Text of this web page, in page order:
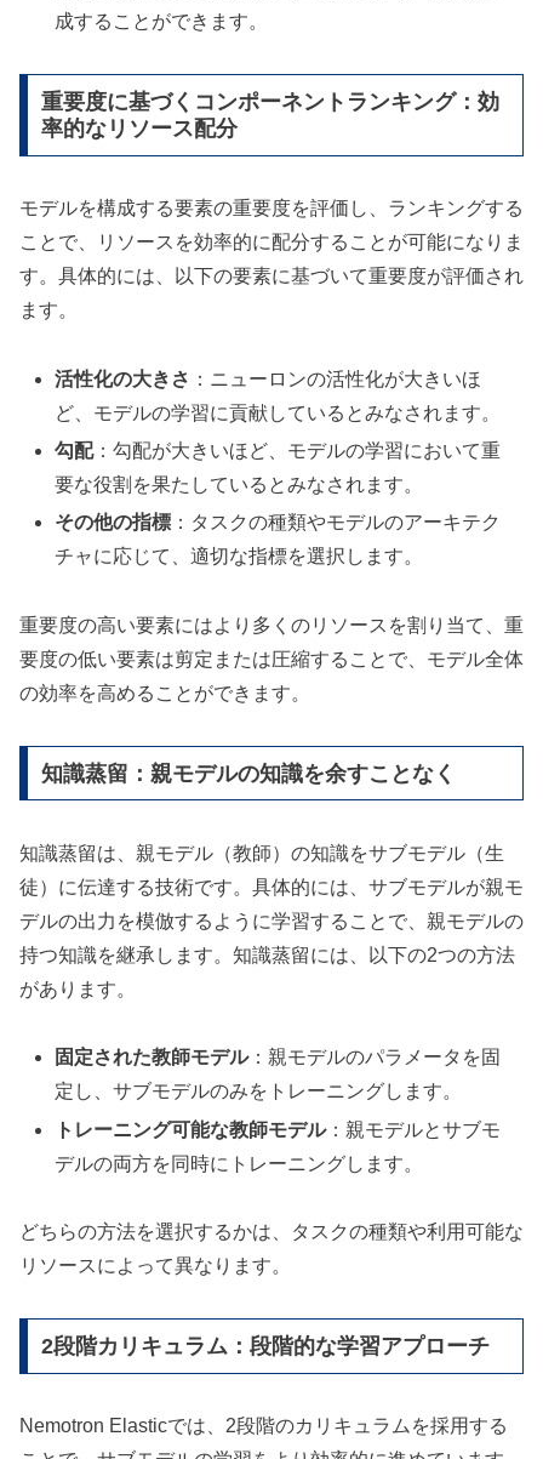
成することができます。
重要度に基づくコンポーネントランキング：効
率的なリソース配分
モデルを構成する要素の重要度を評価し、ランキングする
ことで、リソースを効率的に配分することが可能になりま
す。具体的には、以下の要素に基づいて重要度が評価され
ます。
活性化の大きさ ：ニューロンの活性化が大きいほ
ど、モデルの学習に貢献しているとみなされます。
勾配：勾配が大きいほど、モデルの学習において重
要な役割を果たしているとみなされます。
その他の指標 ：タスクの種類やモデルのアーキテク
チャに応じて、適切な指標を選択します。
重要度の高い要素にはより多くのリソースを割り当て、重
要度の低い要素は剪定または圧縮することで、モデル全体
の効率を高めることができます。
知識蒸留：親モデルの知識を余すことなく
知識蒸留は、親モデル（教師）の知識をサブモデル（生
徒）に伝達する技術です。具体的には、サブモデルが親モ
デルの出力を模倣するように学習することで、親モデルの
持つ知識を継承します。知識蒸留には、以下の2つの方法
があります。
固定された教師モデル：親モデルのパラメータを固
定し、サブモデルのみをトレーニングします。
トレーニング可能な教師モデル：親モデルとサブモ
デルの両方を同時にトレーニングします。
どちらの方法を選択するかは、タスクの種類や利用可能な
リソースによって異なります。
2段階カリキュラム：段階的な学習アプローチ
Nemotron Elasticでは、2段階のカリキュラムを採用する